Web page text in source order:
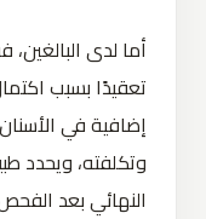
أما لدى
تعقيدًا بسبب
إضافية في
وتكلفته، ويحدد
النهائي بعد